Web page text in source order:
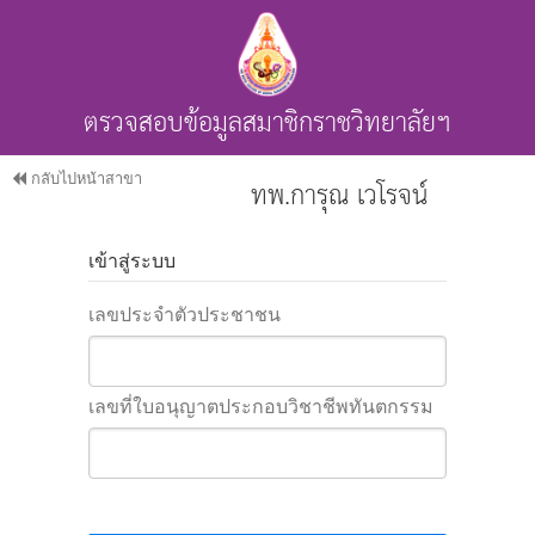
ตรวจสอบข้อมูลสมาชิกราชวิทยาลัยฯ
กลับไปหน้าสาขา ทพ.การุณ เวโรจน์
เข้าสู่ระบบ
เลขประจำตัวประชาชน
เลขที่ใบอนุญาตประกอบวิชาชีพทันตกรรม